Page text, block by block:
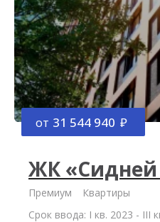
от 31 544 940
ЖК
Премиум
Квартиры
Срок ввода: I кв. 2023 - III